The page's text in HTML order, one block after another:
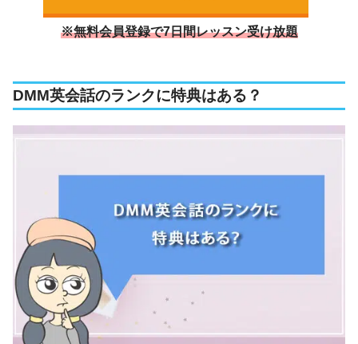
※無料会員登録で7日間レッスン受け放題
DMM英会話のランクに特典はある？